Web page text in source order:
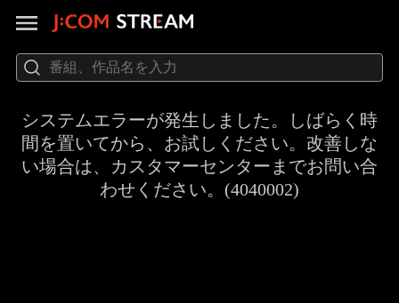
システムエラーが発生しました。しばらく時
間を置いてから、お試しください。改善しな
い場合は、カスタマーセンターまでお問い合
わせください。(4040002)